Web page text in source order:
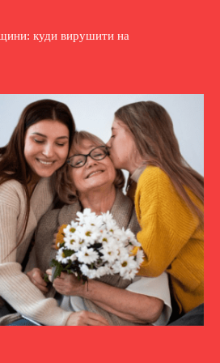
куди вирушити на